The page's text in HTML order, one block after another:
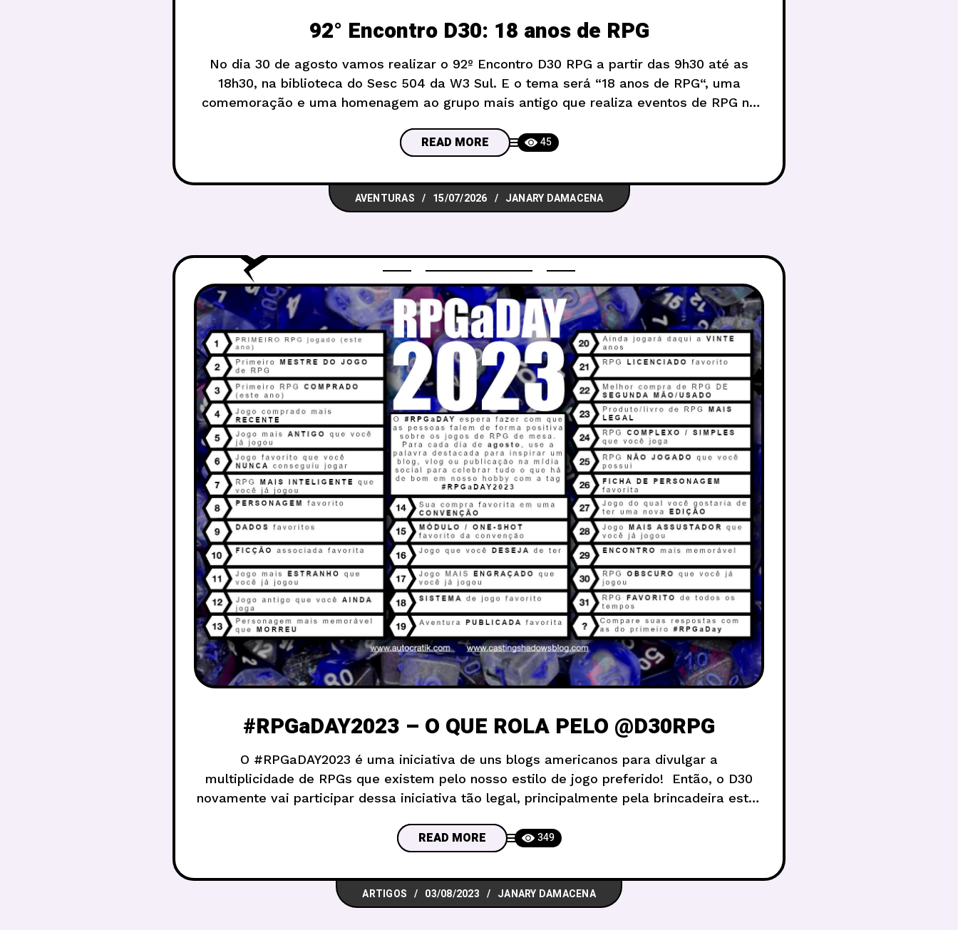
92° Encontro D30: 18 anos de RPG
No dia 30 de agosto vamos realizar o 92º Encontro D30 RPG a partir das 9h30 até as
18h30, na biblioteca do Sesc 504 da W3 Sul. E o tema será “18 anos de RPG“, uma
comemoração e uma homenagem ao grupo mais antigo que realiza eventos de RPG no
READ MORE 45
AVENTURAS 15/07/2026 JANARY DAMACENA
#RPGaDAY2023 – O QUE ROLA PELO @D30RPG
O #RPGaDAY2023 é uma iniciativa de uns blogs americanos para divulgar a
multiplicidade de RPGs que existem pelo nosso estilo de jogo preferido! Então, o D30
novamente vai participar dessa iniciativa tão legal, principalmente pela brincadeira estar
como nos anos 2015, 2017 e
READ MORE 349
ARTIGOS 03/08/2023 JANARY DAMACENA